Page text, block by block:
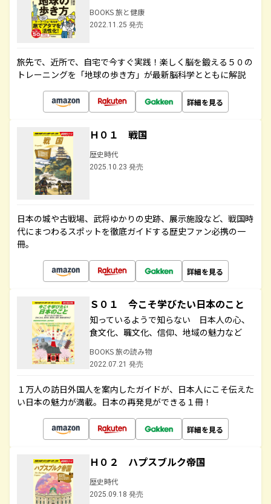
BOOKS 旅と健康
2022.11.25 発売
旅先で、近所で、自宅で今すぐ実践！楽しく脳を鍛える５０の
トレーニングを「地球の歩き方」が最新脳科学とともに解説
詳細を見る
Ｈ０１ 戦国
歴史時代
2025.10.23 発売
日本の城や古戦場、武将ゆかりの史跡、展示施設など、戦国時
代にまつわるスポットを徹底ガイドする歴史ファン必携の一
冊。
詳細を見る
Ｓ０１ 今こそ学びたい日本のこと
知っているようで知らない 日本人の心、
食文化、職文化、信仰、地域の魅力など
BOOKS 旅の読み物
2022.07.21 発売
１万人の訪日外国人を案内したガイドが、日本人にこそ伝えた
い日本の魅力が満載。日本の再発見ができる１冊！
詳細を見る
Ｈ０２ ハプスブルク帝国
歴史時代
2025.09.18 発売